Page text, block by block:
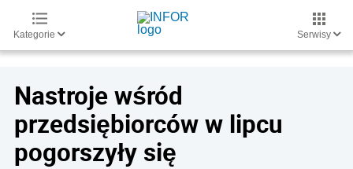
Kategorie Serwisy
Nastroje wśród
przedsiębiorców w lipcu
pogorszyły się